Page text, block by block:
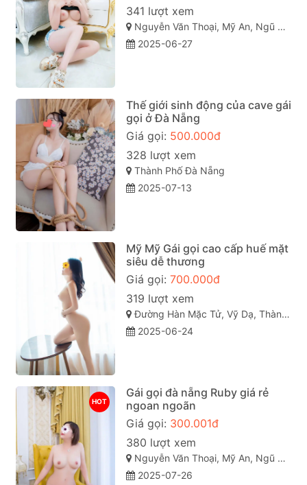
341 lượt xem
Nguyễn Văn Thoại, Mỹ An, Ngũ Hành Sơn, Đà Nẵng
2025-06-27
Thế giới sinh động của cave gái
gọi ở Đà Nẵng
Giá gọi: 500.000đ
328 lượt xem
Thành Phố Đà Nẵng
2025-07-13
Mỹ Mỹ Gái gọi cao cấp huế mặt
siêu dễ thương
Giá gọi: 700.000đ
319 lượt xem
Đường Hàn Mặc Tử, Vỹ Dạ, Thành phố Huế
2025-06-24
HOT
Gái gọi đà nẵng Ruby giá rẻ
ngoan ngoãn
Giá gọi: 300.001đ
380 lượt xem
Nguyễn Văn Thoại, Mỹ An, Ngũ Hành Sơn, Đà Nẵng
2025-07-26